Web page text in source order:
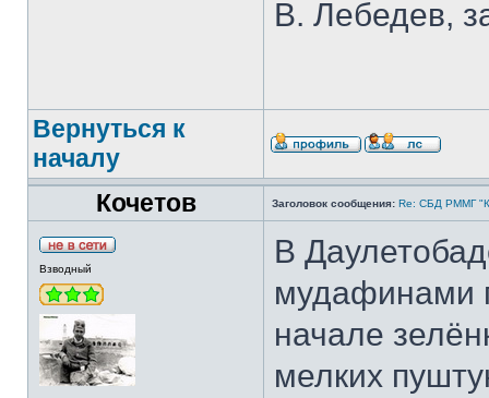
В. Лебедев,
Вернуться к
началу
Кочетов
Заголовок сообщения: Re: СБД РММГ
Взводный
В
мудафинами
начале
мелких